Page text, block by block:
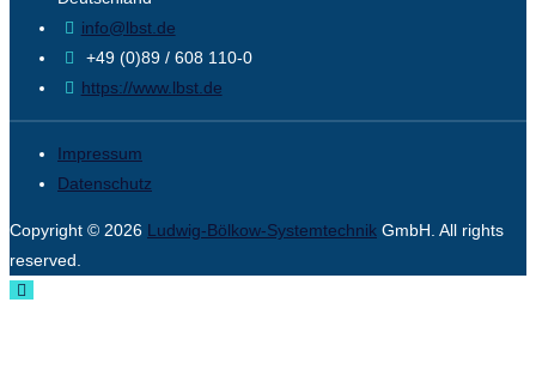
info@lbst.de
+49 (0)89 / 608 110-0
https://www.lbst.de
Impressum
Datenschutz
Copyright © 2026 Ludwig-Bölkow-Systemtechnik GmbH. All rights
reserved.